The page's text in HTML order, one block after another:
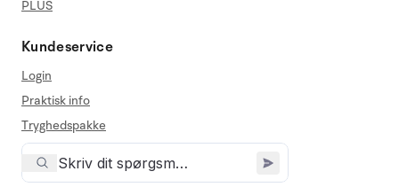
PLUS
Kundeservice
Login
Praktisk info
Tryghedspakke